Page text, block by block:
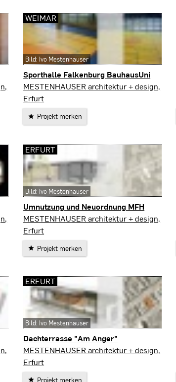
Sporthalle Falkenburg BauhausUni
Weimar
MESTENHAUSER architektur + design,
Erfurt
Projekt merken
WEIMAR
Bild: Ivo Mestenhauser
Umnutzung und Neuordnung MFH
Erfurt
MESTENHAUSER architektur + design,
Erfurt
Projekt merken
ERFURT
Bild: Ivo Mestenhauser
Dachterrasse "Am Anger"
Erfurt
MESTENHAUSER architektur + design,
Erfurt
Projekt merken
ERFURT
Bild: Ivo Mestenhauser